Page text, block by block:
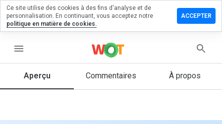
menu
Aperçu Commentaires À propos
un
Quelle
donneriez-
Ce site utilise des cookies à des fins d'analyse et de
personnalisation. En continuant, vous acceptez notre
politique en matière de cookies.
ACCEPTER